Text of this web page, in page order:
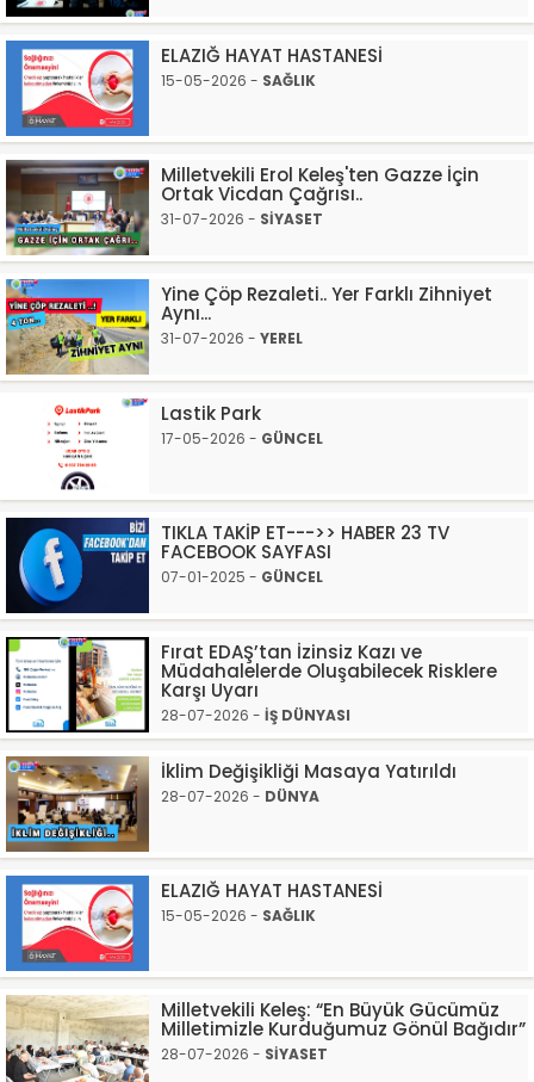
ELAZIĞ HAYAT HASTANESİ
15-05-2026 - SAĞLIK
Milletvekili Erol Keleş'ten Gazze İçin
Ortak Vicdan Çağrısı..
31-07-2026 - SİYASET
Yine Çöp Rezaleti.. Yer Farklı Zihniyet
Aynı...
31-07-2026 - YEREL
Lastik Park
17-05-2026 - GÜNCEL
TIKLA TAKİP ET--->> HABER 23 TV
FACEBOOK SAYFASI
07-01-2025 - GÜNCEL
Fırat EDAŞ’tan İzinsiz Kazı ve
Müdahalelerde Oluşabilecek Risklere
Karşı Uyarı
28-07-2026 - İŞ DÜNYASI
İklim Değişikliği Masaya Yatırıldı
28-07-2026 - DÜNYA
ELAZIĞ HAYAT HASTANESİ
15-05-2026 - SAĞLIK
Milletvekili Keleş: “En Büyük Gücümüz
Milletimizle Kurduğumuz Gönül Bağıdır”
28-07-2026 - SİYASET